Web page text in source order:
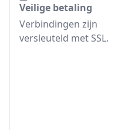
Veilige betaling
Verbindingen zijn
versleuteld met SSL.